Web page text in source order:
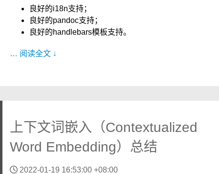
良好的i18n支持；
良好的pandoc支持；
良好的handlebars模板支持。
… 阅读全文 ↓
上下文词嵌入（Contextualized
Word Embedding）总结
2022-01-19 16:53:00 +08:00